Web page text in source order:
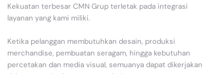
Kekuatan terbesar CMN Grup terletak pada integrasi
layanan yang kami miliki.
Ketika pelanggan membutuhkan desain, produksi
merchandise, pembuatan seragam, hingga kebutuhan
percetakan dan media visual, semuanya dapat dikerjakan